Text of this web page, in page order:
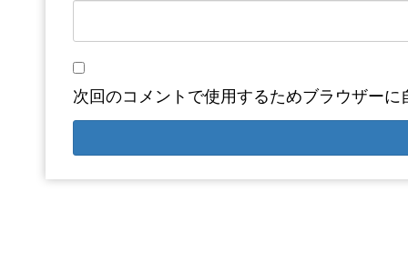
次回のコメントで使用するためブラウザー